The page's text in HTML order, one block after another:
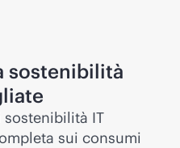
sostenibilità
IT
sui consumi